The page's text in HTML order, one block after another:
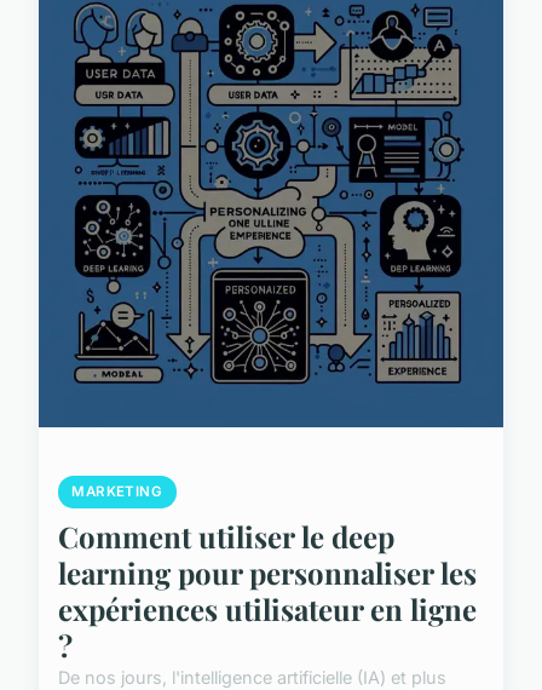
MARKETING
Comment utiliser le deep
learning pour personnaliser les
expériences utilisateur en ligne
?
De nos jours, l'intelligence artificielle (IA) et plus